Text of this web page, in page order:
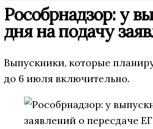
Рособрнадзор: у
дня на подачу
Выпускники, которые
до 6 июля включительно.